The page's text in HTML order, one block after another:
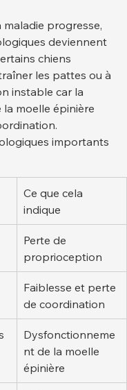
maladie progresse,
deviennent
chiens
les pattes ou à
instable car la
moelle épinière
importants
Ce que cela
indique
Perte de
proprioception
Faiblesse et perte
de coordination
Dysfonctionneme
nt de la moelle
épinière